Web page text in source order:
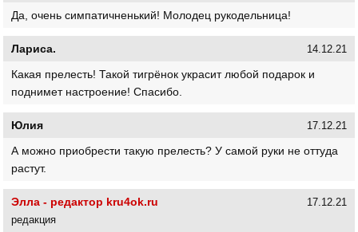
Да, очень симпатичненький! Молодец рукодельница!
Лариса. 14.12.21
Какая прелесть! Такой тигрёнок украсит любой подарок и
поднимет настроение! Спасибо.
Юлия 17.12.21
А можно приобрести такую прелесть? У самой руки не оттуда
растут.
Элла - редактор kru4ok.ru
редакция
17.12.21